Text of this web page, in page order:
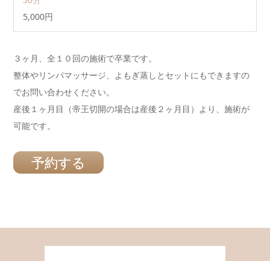
5,000円
３ヶ月、全１０回の施術で卒業です。
整体やリンパマッサージ、よもぎ蒸しとセットにもできますの
でお問い合わせください。
産後１ヶ月目（帝王切開の場合は産後２ヶ月目）より、施術が
可能です。
予約する